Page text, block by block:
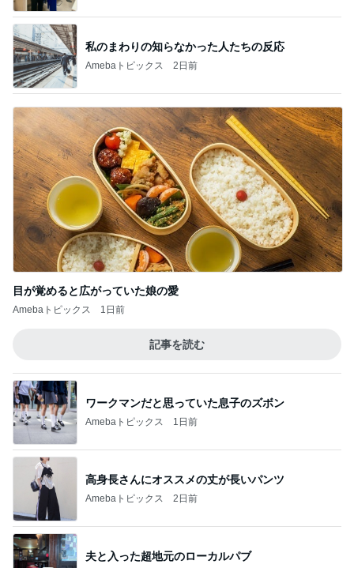
私のまわりの知らなかった人たちの反応
Amebaトピックス 2日前
目が覚めると広がっていた娘の愛
Amebaトピックス 1日前
記事を読む
ワークマンだと思っていた息子のズボン
Amebaトピックス 1日前
高身長さんにオススメの丈が長いパンツ
Amebaトピックス 2日前
夫と入った超地元のローカルパブ